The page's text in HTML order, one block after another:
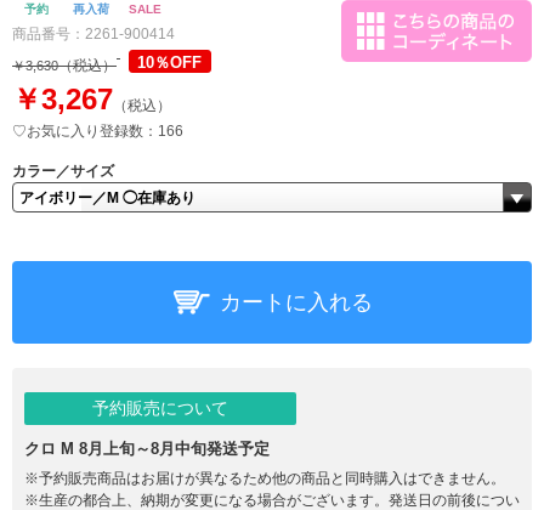
予約 再入荷 SALE
商品番号： 2261-900414
￥3,630（税込） 10％OFF
￥3,267 （税込）
♡お気に入り登録数：166
カラー／サイズ
カートに入れる
予約販売について
クロ M 8月上旬～8月中旬発送予定
※予約販売商品はお届けが異なるため他の商品と同時購入はできません。
※生産の都合上、納期が変更になる場合がございます。発送日の前後につい